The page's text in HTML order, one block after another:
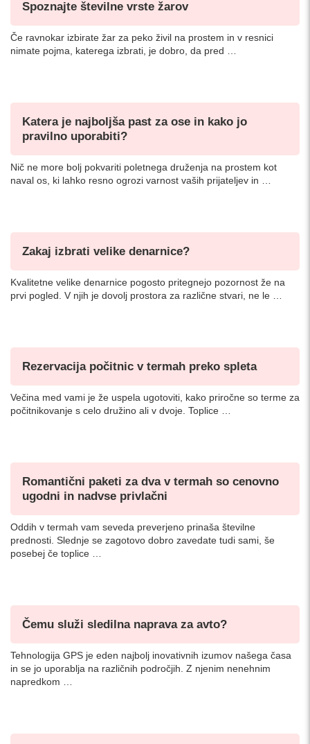
Spoznajte številne vrste žarov
Če ravnokar izbirate žar za peko živil na prostem in v resnici
nimate pojma, katerega izbrati, je dobro, da pred …
Katera je najboljša past za ose in kako jo
pravilno uporabiti?
Nič ne more bolj pokvariti poletnega druženja na prostem kot
naval os, ki lahko resno ogrozi varnost vaših prijateljev in …
Zakaj izbrati velike denarnice?
Kvalitetne velike denarnice pogosto pritegnejo pozornost že na
prvi pogled. V njih je dovolj prostora za različne stvari, ne le …
Rezervacija počitnic v termah preko spleta
Večina med vami je že uspela ugotoviti, kako priročne so terme za
počitnikovanje s celo družino ali v dvoje. Toplice …
Romantični paketi za dva v termah so cenovno
ugodni in nadvse privlačni
Oddih v termah vam seveda preverjeno prinaša številne
prednosti. Slednje se zagotovo dobro zavedate tudi sami, še
posebej če toplice …
Čemu služi sledilna naprava za avto?
Tehnologija GPS je eden najbolj inovativnih izumov našega časa
in se jo uporablja na različnih področjih. Z njenim nenehnim
napredkom …